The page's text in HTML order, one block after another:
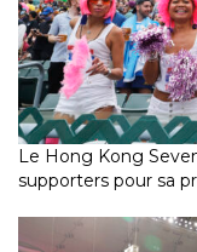
Le Hong Kong
supporters pour sa